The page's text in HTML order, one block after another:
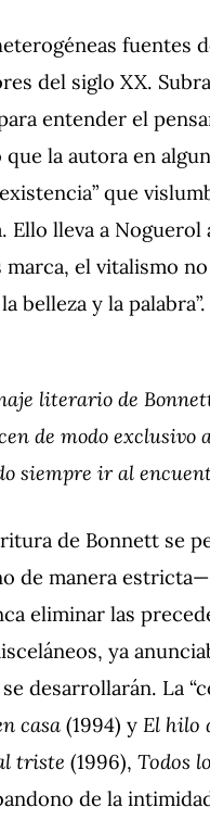
fuentes
del siglo XX.
entender el
la autora en
que
Ello lleva a
el vitalismo
belleza y la palabra”.
literario de
de modo
siempre ir al
de Bonnett se
de manera
eliminar las
ya
desarrollarán. La
casa (1994) y El hilo
triste (1996), Todos
de la